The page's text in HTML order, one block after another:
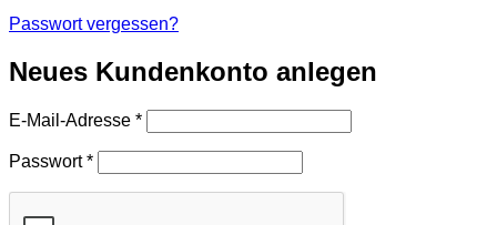
Passwort vergessen?
Neues Kundenkonto anlegen
E-Mail-Adresse *Erforderlich
Passwort*Erforderlich